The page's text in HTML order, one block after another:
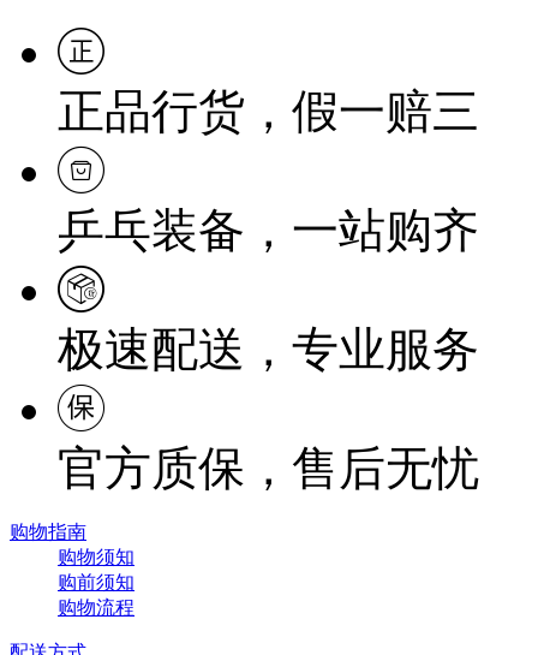
正品行货，假一赔三
乒乓装备，一站购齐
极速配送，专业服务
官方质保，售后无忧
购物指南
购物须知
购前须知
购物流程